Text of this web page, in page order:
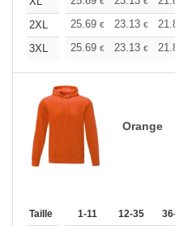
2XL
25.69 € 23.13 €
3XL
25.69 € 23.13 €
Orange
Taille 1-11 12-35